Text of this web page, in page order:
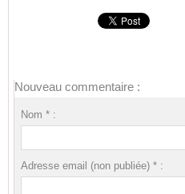
Nouveau commentaire :
Nom * :
Adresse email (non publiée) * :